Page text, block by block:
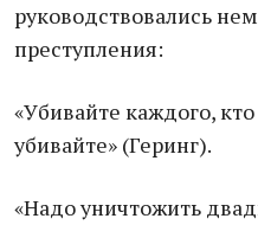
руководствовались
преступления:
«Убивайте каждого,
убивайте» (Геринг).
«Надо уничтожить